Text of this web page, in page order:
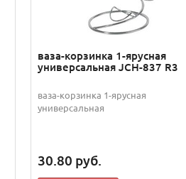
ваза-корзинка 1-ярусная
универсальная JCH-837 R3
ваза-корзинка 1-ярусная
универсальная
30.80 руб.